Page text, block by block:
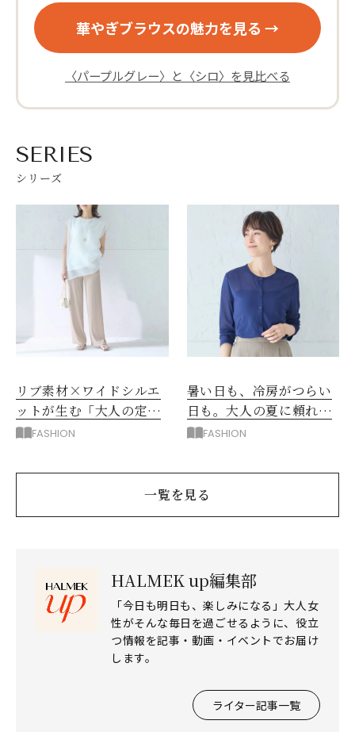
華やぎブラウスの魅力を見る →
〈パープルグレー〉と〈シロ〉を見比べる
SERIES
シリーズ
リブ素材×ワイドシルエ
ットが生む「大人の定番
パンツ」！忙しい毎日に
FASHION
暑い日も、冷房がつらい
日も。大人の夏に頼れる
日本製・綿100％のカー
FASHION
一覧を見る
HALMEK up編集部
「今日も明日も、楽しみになる」大人女
性がそんな毎日を過ごせるように、役立
つ情報を記事・動画・イベントでお届け
します。
ライター記事一覧